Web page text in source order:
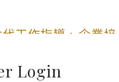
工作指導、企業培
Login